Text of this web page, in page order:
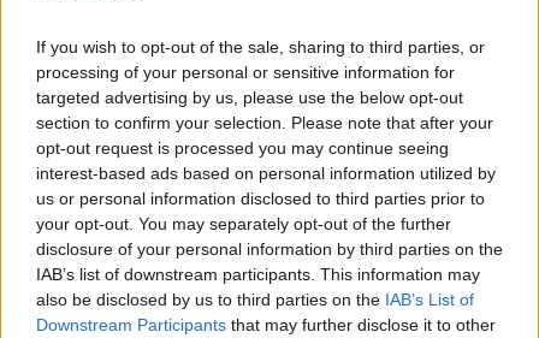
If you wish to opt-out of the sale, sharing to third parties, or
processing of your personal or sensitive information for
targeted advertising by us, please use the below opt-out
section to confirm your selection. Please note that after your
opt-out request is processed you may continue seeing
interest-based ads based on personal information utilized by
us or personal information disclosed to third parties prior to
your opt-out. You may separately opt-out of the further
disclosure of your personal information by third parties on the
IAB’s list of downstream participants. This information may
also be disclosed by us to third parties on the IAB’s List of
Downstream Participants that may further disclose it to other
Sedlčansko
Obděnice oslaví 50 let legendárního filmu
Na samotě u lesa. Dorazí i Zdeněk Svěrák
a další tvůrci
Sedlčansko
Den řemesel oživí Skanzen Vysoký
Chlumec. Návštěvníci uvidí tradiční
řemesla i novinky